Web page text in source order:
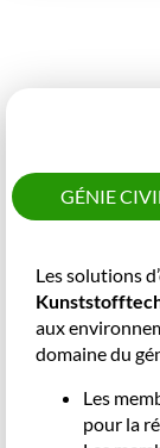
GÉNIE
Les solutions
aux
domaine du
Les
pour la